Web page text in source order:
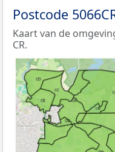
Postcode
Kaart van de
CR.